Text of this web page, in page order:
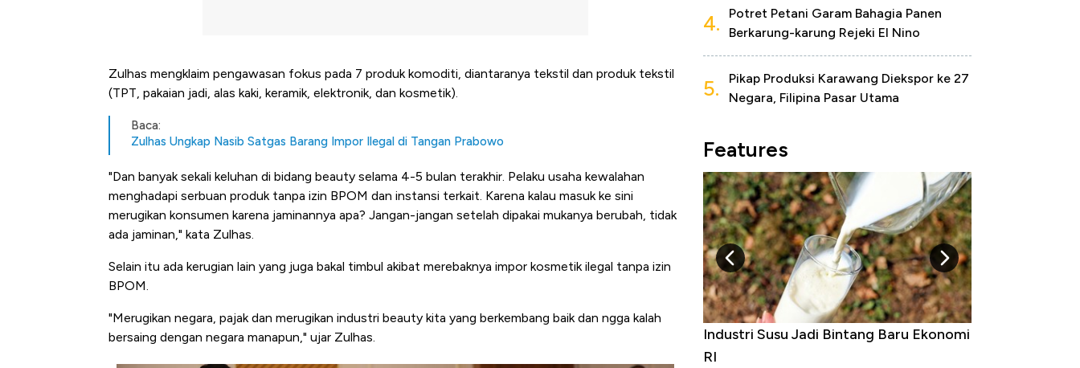
Zulhas mengklaim pengawasan fokus pada 7 produk komoditi, diantaranya tekstil dan produk tekstil
(TPT, pakaian jadi, alas kaki, keramik, elektronik, dan kosmetik).
Baca:
Zulhas Ungkap Nasib Satgas Barang Impor Ilegal di Tangan Prabowo
"Dan banyak sekali keluhan di bidang beauty selama 4-5 bulan terakhir. Pelaku usaha kewalahan
menghadapi serbuan produk tanpa izin BPOM dan instansi terkait. Karena kalau masuk ke sini
merugikan konsumen karena jaminannya apa? Jangan-jangan setelah dipakai mukanya berubah, tidak
ada jaminan," kata Zulhas.
Selain itu ada kerugian lain yang juga bakal timbul akibat merebaknya impor kosmetik ilegal tanpa izin
BPOM.
"Merugikan negara, pajak dan merugikan industri beauty kita yang berkembang baik dan ngga kalah
bersaing dengan negara manapun," ujar Zulhas.
4.
Potret Petani Garam Bahagia Panen
Berkarung-karung Rejeki El Nino
5.
Pikap Produksi Karawang Diekspor ke 27
Negara, Filipina Pasar Utama
Features
Bangkit dari Kubur! Bisnis Furniture &
5 Raja Ekonomi Indonesia: Maaf, Gak
Ada Jawa!